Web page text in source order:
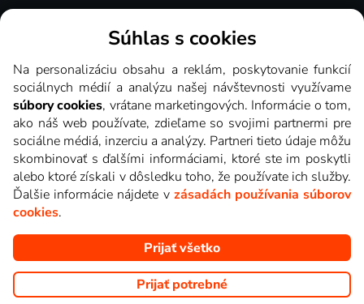
Videotéka
Copyright © goNET s.r.o. Na tomto webe sú zobrazované obrázky
z relácií TV staníc, ktoré môžete sledovať v Lepšia.TV.
Súhlas s cookies
Na personalizáciu obsahu a reklám, poskytovanie funkcií
sociálnych médií a analýzu našej návštevnosti využívame
súbory cookies, vrátane marketingových. Informácie o tom,
ako náš web používate, zdieľame so svojimi partnermi pre
sociálne médiá, inzerciu a analýzy. Partneri tieto údaje môžu
skombinovať s ďalšími informáciami, ktoré ste im poskytli
alebo ktoré získali v dôsledku toho, že používate ich služby.
Ďalšie informácie nájdete v zásadách používania súborov
cookies.
Prijať všetko
Prijať potrebné